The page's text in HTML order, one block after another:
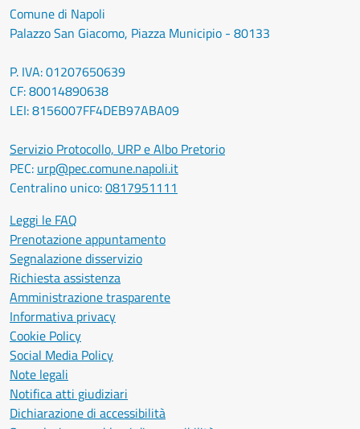
Comune di Napoli
Palazzo San Giacomo, Piazza Municipio - 80133
P. IVA: 01207650639
CF: 80014890638
LEI: 8156007FF4DEB97ABA09
Servizio Protocollo, URP e Albo Pretorio
PEC: urp@pec.comune.napoli.it
Centralino unico:0817951111
Leggi le FAQ
Prenotazione appuntamento
Segnalazione disservizio
Richiesta assistenza
Amministrazione trasparente
Informativa privacy
Cookie Policy
Social Media Policy
Note legali
Notifica atti giudiziari
Dichiarazione di accessibilità